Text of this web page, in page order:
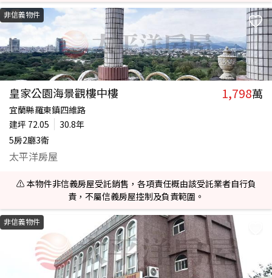
非信義物件
皇家公園海景觀樓中樓 1,798萬
宜蘭縣羅東鎮四維路
建坪 72.05
30.8年
5房2廳3衛
太平洋房屋
⚠️ 本物件非信義房屋受託銷售，各項責任概由該受託業者自行負
責，不屬信義房屋控制及負責範圍。
非信義物件